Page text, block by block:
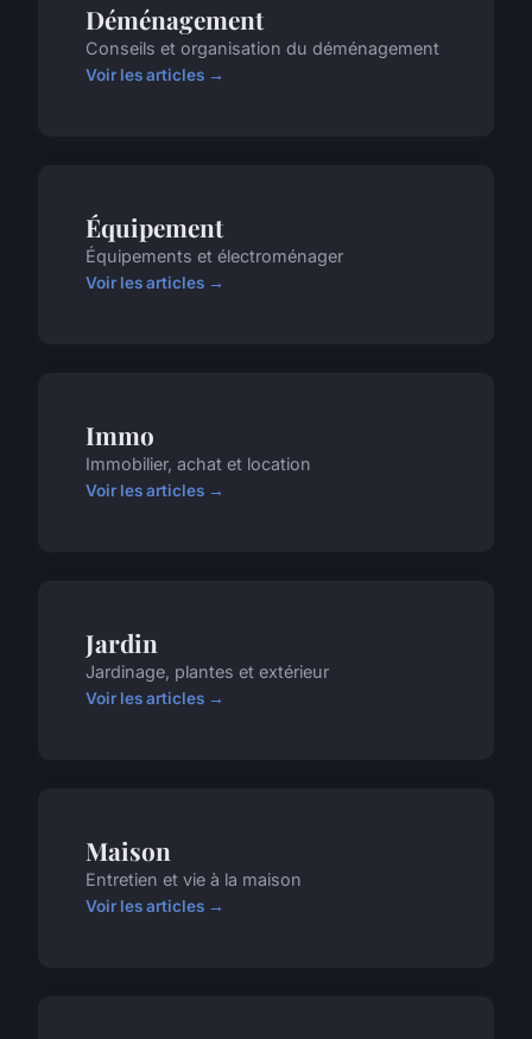
Déménagement
Conseils et organisation du déménagement
Voir les articles →
Équipement
Équipements et électroménager
Voir les articles →
Immo
Immobilier, achat et location
Voir les articles →
Jardin
Jardinage, plantes et extérieur
Voir les articles →
Maison
Entretien et vie à la maison
Voir les articles →